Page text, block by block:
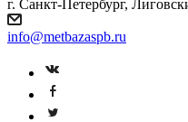
г. Санкт-Петербург,
info@metbazaspb.ru